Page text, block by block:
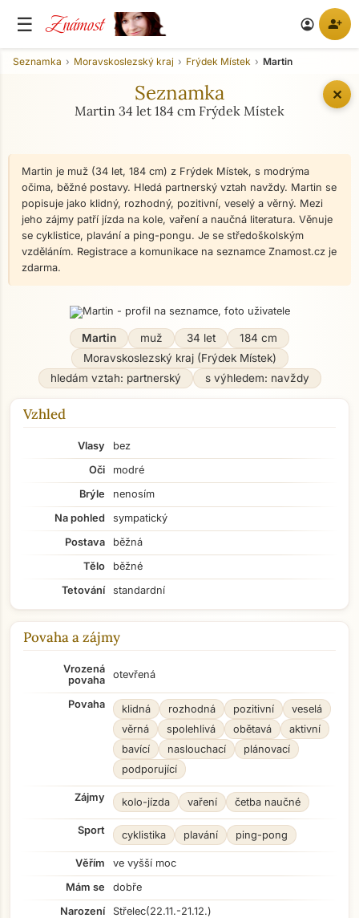
☰ Známost account_circle person_add
✕
Seznamka Moravskoslezský kraj Frýdek Místek Martin
Seznamka
Martin 34 let 184 cm Frýdek Místek
Martin je muž (34 let, 184 cm) z Frýdek Místek, s modrýma
očima, běžné postavy. Hledá partnerský vztah navždy. Martin se
popisuje jako klidný, rozhodný, pozitivní, veselý a věrný. Mezi
jeho zájmy patří jízda na kole, vaření a naučná literatura. Věnuje
se cyklistice, plavání a ping-pongu. Je se středoškolským
vzděláním. Registrace a komunikace na seznamce Znamost.cz je
zdarma.
Martin muž 34 let
184 cm
Moravskoslezský kraj (Frýdek Místek)
hledám vztah: partnerský
s výhledem: navždy
Vzhled
Vlasy
bez
Oči
modré
Brýle
nenosím
Na pohled
sympatický
Postava
běžná
Tělo
běžné
Tetování
standardní
Povaha a zájmy
Vrozená
povaha
otevřená
Povaha klidná rozhodná pozitivní
veselá
věrná
spolehlivá obětavá
aktivní
bavící
naslouchací
plánovací
podporující
Zájmy kolo-jízda vaření četba naučné
Sport cyklistika plavání ping-pong
Věřím
ve vyšší moc
Mám se
dobře
Narození
Střelec(22.11.-21.12.)